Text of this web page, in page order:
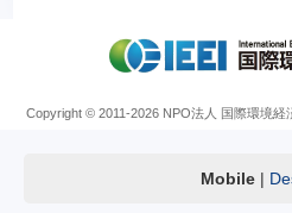
Copyright © 2011-2026 NPO法人 国際環境経
Mobile |